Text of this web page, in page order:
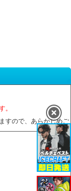
。
すので、あらかじめご